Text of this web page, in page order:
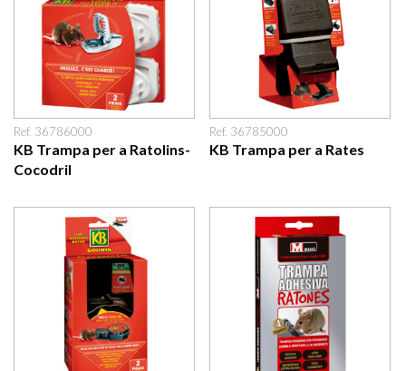
Ref. 36786000
KB Trampa per a Ratolins-
Cocodril
Ref. 36785000
KB Trampa per a Rates